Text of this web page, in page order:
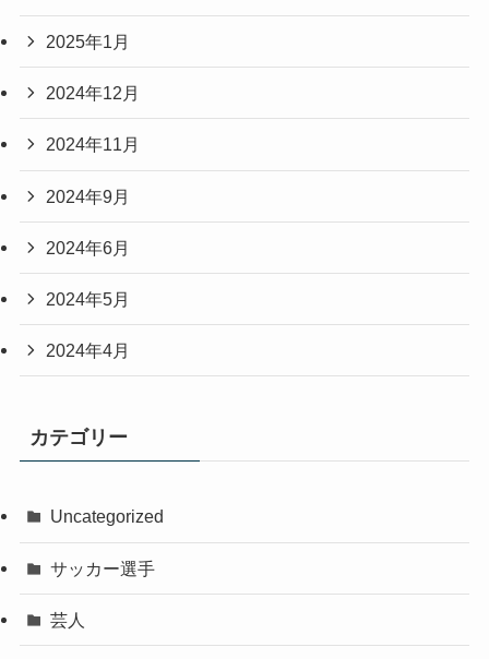
2025年1月
2024年12月
2024年11月
2024年9月
2024年6月
2024年5月
2024年4月
カテゴリー
Uncategorized
サッカー選手
芸人